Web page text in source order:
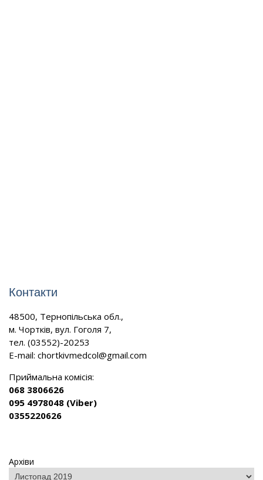
Контакти
48500, Тернопільська обл.,
м. Чортків, вул. Гоголя 7,
тел. (03552)-20253
E-mail: chortkivmedcol@gmail.com
Приймальна комісія:
068 3806626
095 4978048 (Viber)
0355220626
Архіви